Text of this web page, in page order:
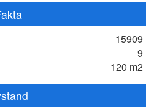
15909
9
120 m2